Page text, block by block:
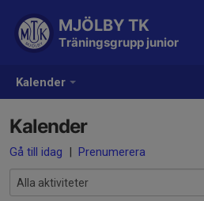
Kalender
MJÖLBY TK
Träningsgrupp junior
Kalender
Gå till idag | Prenumerera